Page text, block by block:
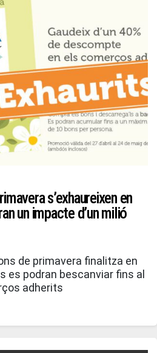
s’exhaureixen en
un impacte d’un milió
de primavera finalitza en
es podran bescanviar fins al
adherits